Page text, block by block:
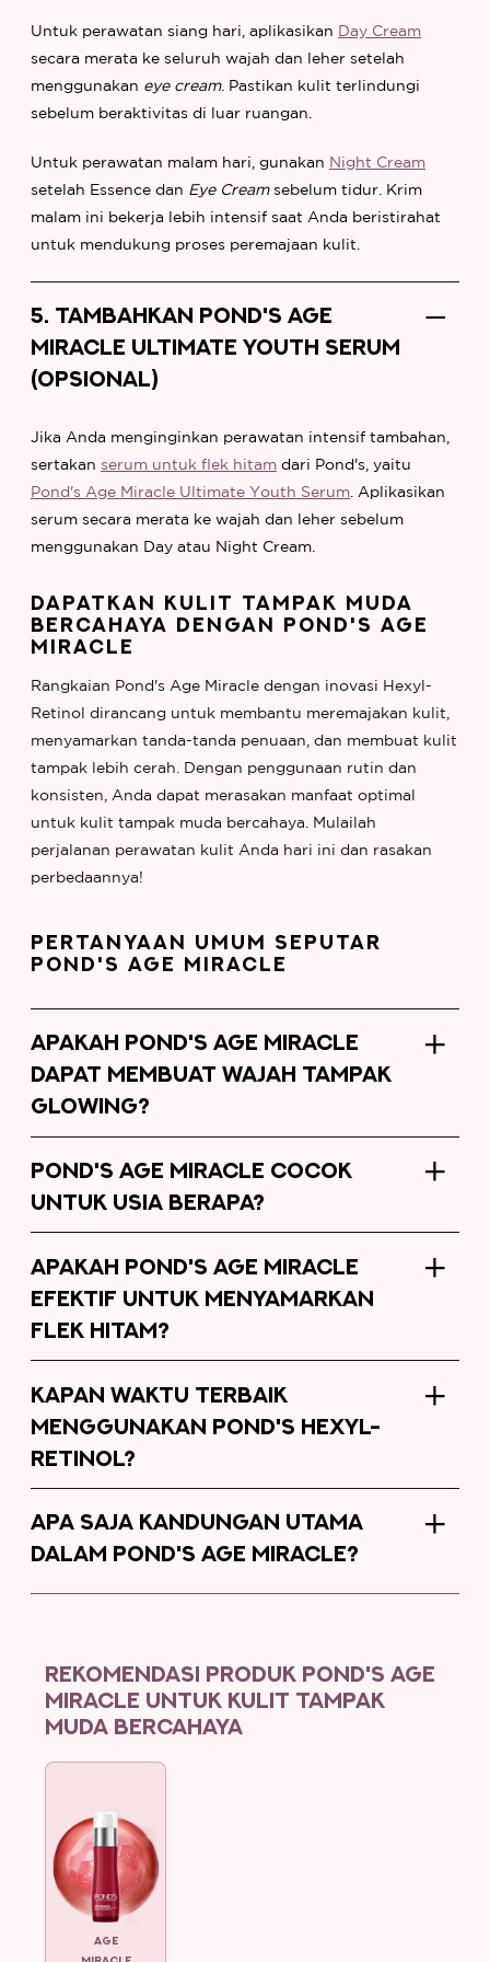
Untuk perawatan siang hari, aplikasikan Day Cream
secara merata ke seluruh wajah dan leher setelah
menggunakan eye cream. Pastikan kulit terlindungi
sebelum beraktivitas di luar ruangan.
Untuk perawatan malam hari, gunakan Night Cream
setelah Essence dan Eye Creamsebelum tidur. Krim
malam ini bekerja lebih intensif saat Anda beristirahat
untuk mendukung proses peremajaan kulit.
5. TAMBAHKAN POND'S AGE
MIRACLE ULTIMATE YOUTH SERUM
(OPSIONAL)
Jika Anda menginginkan perawatan intensif tambahan,
sertakan serum untuk flek hitam dari Pond's, yaitu
Pond's Age Miracle Ultimate Youth Serum . Aplikasikan
serum secara merata ke wajah dan leher sebelum
menggunakan Day atau Night Cream.
DAPATKAN KULIT TAMPAK MUDA
BERCAHAYA DENGAN POND'S AGE
MIRACLE
Rangkaian Pond's Age Miracle dengan inovasi Hexyl-
Retinol dirancang untuk membantu meremajakan kulit,
menyamarkan tanda-tanda penuaan, dan membuat kulit
tampak lebih cerah. Dengan penggunaan rutin dan
konsisten, Anda dapat merasakan manfaat optimal
untuk kulit tampak muda bercahaya. Mulailah
perjalanan perawatan kulit Anda hari ini dan rasakan
perbedaannya!
PERTANYAAN UMUM SEPUTAR
POND'S AGE MIRACLE
APAKAH POND'S AGE MIRACLE
DAPAT MEMBUAT WAJAH TAMPAK
GLOWING?
POND'S AGE MIRACLE COCOK
UNTUK USIA BERAPA?
APAKAH POND'S AGE MIRACLE
EFEKTIF UNTUK MENYAMARKAN
FLEK HITAM?
KAPAN WAKTU TERBAIK
MENGGUNAKAN POND'S HEXYL-
RETINOL?
APA SAJA KANDUNGAN UTAMA
DALAM POND'S AGE MIRACLE?
REKOMENDASI PRODUK POND'S AGE
MIRACLE UNTUK KULIT TAMPAK
MUDA BERCAHAYA
AGE